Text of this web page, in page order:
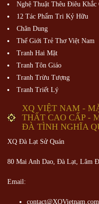
Nghệ Thuật Thêu Điêu Khắc
12 Tác Phẩm Tri Kỷ Hữu
Chân Dung
Thế Giới Trẻ Thơ Việt Nam
Tranh Hai Mặt
Tranh Tôn Giáo
Tranh Trừu Tượng
Tranh Triết Lý
XQ VIỆT NAM -
THẤT CAO CẤP -
ĐÀ TÌNH NGHĨA
XQ Đà Lạt Sử Quán
80 Mai Anh Dao, Đà Lạt, Lâm
Email:
contact@XQVietnam.com